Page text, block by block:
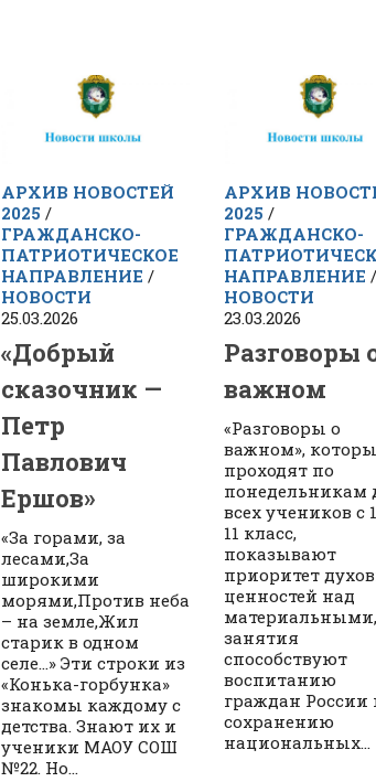
АРХИВ НОВОСТЕЙ
2025 /
ГРАЖДАНСКО-
ПАТРИОТИЧЕСКОЕ
НАПРАВЛЕНИЕ /
НОВОСТИ
25.03.2026
«Добрый
сказочник —
Петр
Павлович
Ершов»
«За горами, за
лесами,За
широкими
морями,Против неба
– на земле,Жил
старик в одном
селе…» Эти строки из
«Конька-горбунка»
знакомы каждому с
детства. Знают их и
ученики МАОУ СОШ
№22. Но...
АРХИВ
2025 /
ГРАЖДАНСКО-
НАПРАВЛЕНИЕ /
НОВОСТИ
23.03.2026
Разговоры
важном
«Разговоры о
важном»,
проходят по
понедельникам
всех учеников с
11 класс,
показывают
приоритет
ценностей над
занятия
способствуют
воспитанию
граждан России
сохранению
национальных...